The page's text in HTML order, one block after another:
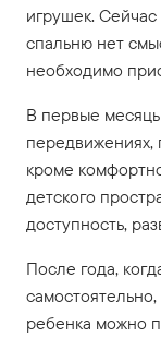
игрушек. Сейчас
спальню нет
необходимо
В первые
передвижениях,
кроме
детского
доступность,
После года,
ребенка можно